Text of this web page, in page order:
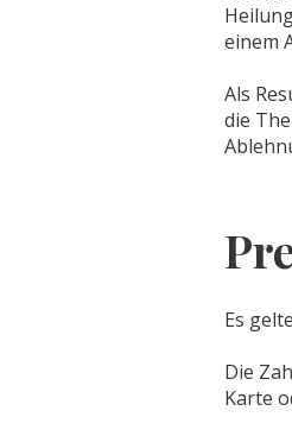
einem
Als
die
Es
Die
Karte